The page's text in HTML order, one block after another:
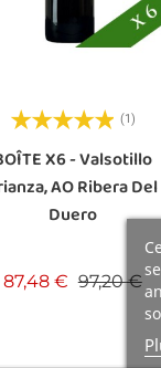
(1)
X6 - Valsotillo
AO Ribera Del
Duero
87,48 € Prix de
97,20 €